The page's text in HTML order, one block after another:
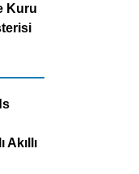
Kuru
Akıllı